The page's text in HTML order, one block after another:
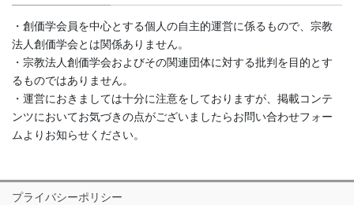
・創価学会員を中心とする個人の自主的運営に係るもので、宗教
法人創価学会とは関係ありません。
・宗教法人創価学会およびその関連団体に対する批判を目的とす
るものではありません。
・運営におきましては十分に注意をしておりますが、掲載コンテ
ンツにおいてお気づきの点がございましたらお問い合わせフォー
ムよりお知らせください。
プライバシーポリシー